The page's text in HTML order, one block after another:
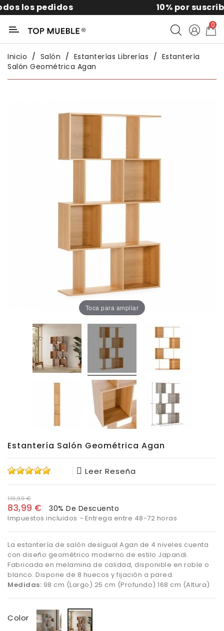
10% por suscribirte a la news
Categoría
0
Inicio Salón Estanterías Librerías
Estantería
Salón Geométrica Agan
Toca para ampliar
Estantería Salón Geométrica Agan
Leer Reseña
119,99 €
83,99 € 30% De Descuento
Impuestos incluidos Entrega entre 48-72 horas
La estantería de salón desigual Agan de 4 niveles cuenta
con diseño geométrico moderno de estilo Japandi.
Fabricada en melamina de calidad, disponible en roble o
blanco. Dispone de 8 huecos y fijación a pared.
Medidas: 98 cm (Largo) 25 cm (Profundo) 168 cm (Altura)
Color Blanco Roble